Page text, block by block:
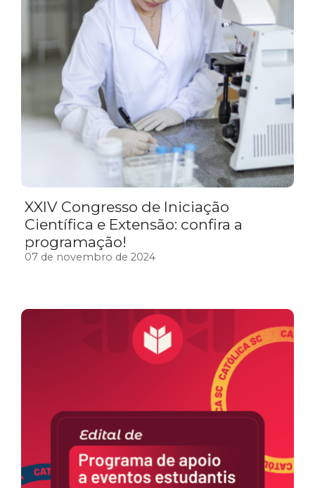
XXIV Congresso de Iniciação
Científica e Extensão: confira a
programação!
07 de novembro de 2024